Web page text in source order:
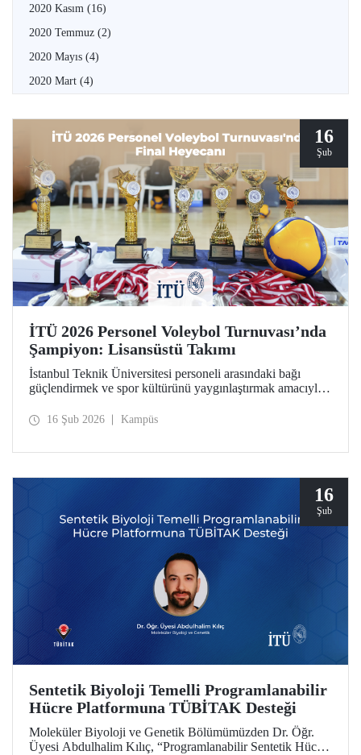
2020 Kasım (16)
2020 Temmuz (2)
2020 Mayıs (4)
2020 Mart (4)
16
Şub
İTÜ 2026 Personel Voleybol Turnuvası’nda
Şampiyon: Lisansüstü Takımı
İstanbul Teknik Üniversitesi personeli arasındaki bağı
güçlendirmek ve spor kültürünü yaygınlaştırmak amacıyla
heyecan dolu bir finalle sona erdi.
16 Şub 2026 Kampüs
16
Şub
Sentetik Biyoloji Temelli Programlanabilir
Hücre Platformuna TÜBİTAK Desteği
Moleküler Biyoloji ve Genetik Bölümümüzden Dr. Öğr.
Üyesi Abdulhalim Kılıç, “Programlanabilir Sentetik Hücre